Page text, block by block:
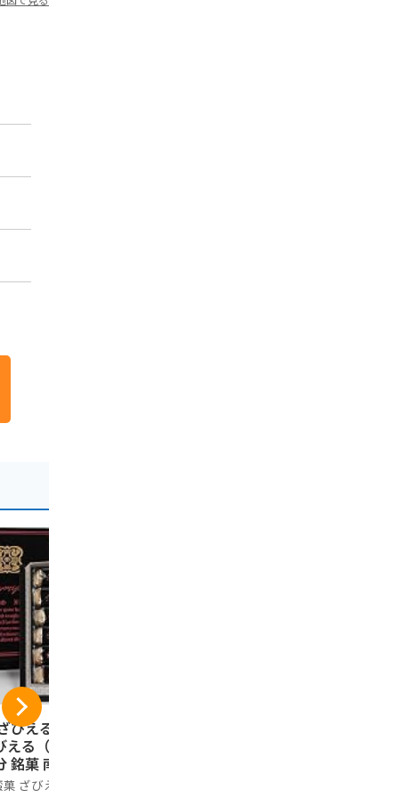
びえる本舗 】
える（12個入）
銘菓 南蛮菓 和
衷菓子
ざびえる